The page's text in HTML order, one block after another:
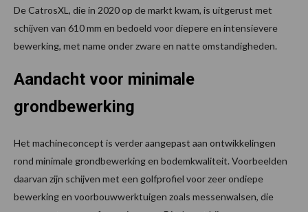
De CatrosXL, die in 2020 op de markt kwam, is uitgerust met
schijven van 610 mm en bedoeld voor diepere en intensievere
bewerking, met name onder zware en natte omstandigheden.
Aandacht voor minimale
grondbewerking
Het machineconcept is verder aangepast aan ontwikkelingen
rond minimale grondbewerking en bodemkwaliteit. Voorbeelden
daarvan zijn schijven met een golfprofiel voor zeer ondiepe
bewerking en voorbouwwerktuigen zoals messenwalsen, die